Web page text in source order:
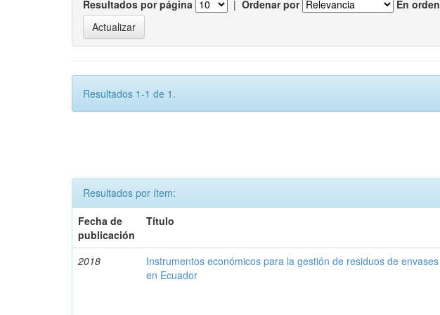
Resultados por página | Ordenar por En orden
Resultados 1-1 de 1.
Resultados por ítem:
Fecha de
publicación
Título
2018
Instrumentos económicos para la gestión de residuos de envases
en Ecuador